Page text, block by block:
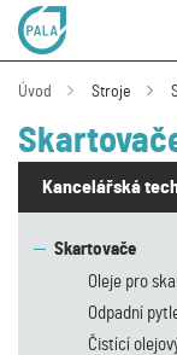
Úvod Stroje
Kancelářská
Skartovače
Oleje pro
Odpadní
Čistící